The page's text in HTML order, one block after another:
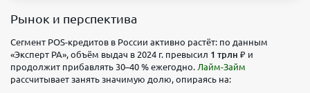
Рынок и перспектива
Сегмент POS-кредитов в России активно растёт: по данным
«Эксперт РА», объём выдач в 2024 г. превысил 1 трлн ₽ и
продолжит прибавлять 30–40 % ежегодно. Лайм-Займ
рассчитывает занять значимую долю, опираясь на: